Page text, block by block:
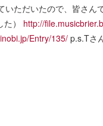
ただいたので、皆さ
） http://
Entry/135/ p.s.Tさ